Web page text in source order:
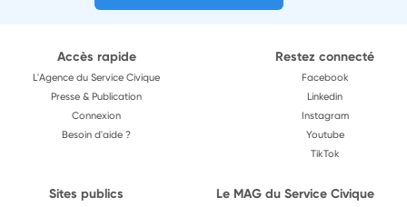
Accès rapide
L'Agence du Service Civique
Presse & Publication
Connexion
Besoin d'aide ?
Restez connecté
Facebook
Linkedin
Instagram
Youtube
TikTok
Sites publics Le MAG du Service Civique